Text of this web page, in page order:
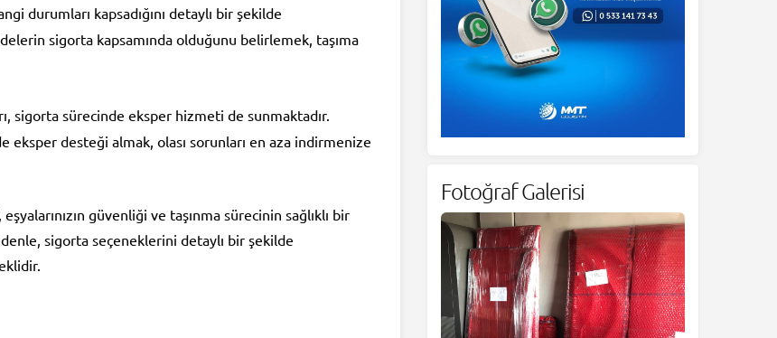
durumları kapsadığını detaylı bir şekilde
sigorta kapsamında olduğunu belirlemek, taşıma
sigorta sürecinde eksper hizmeti de sunmaktadır.
eksper desteği almak, olası sorunları en aza indirmenize
güvenliği ve taşınma sürecinin sağlıklı bir
sigorta seçeneklerini detaylı bir şekilde
Fotoğraf Galerisi